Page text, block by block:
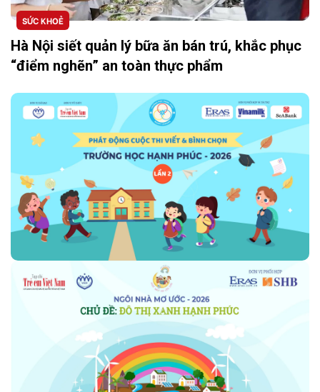
SỨC KHOẺ
Hà Nội siết quản lý bữa ăn bán trú, khắc phục
“điểm nghẽn” an toàn thực phẩm